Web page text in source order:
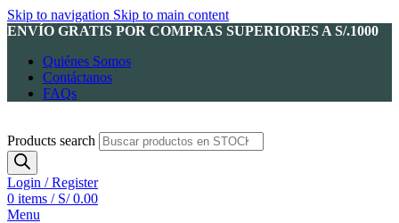
Skip to navigation Skip to main content
ENVÍO GRATIS POR COMPRAS SUPERIORES A S/.1000
Quiénes Somos
Contáctanos
FAQs
Products search
Login / Register
0 items / S/0.00
Menu